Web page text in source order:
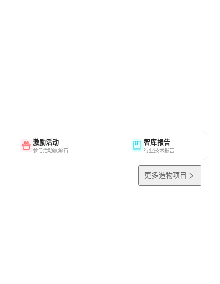
激励活动
参与活动赢源石
智库报告
行业技术报告
更多造物项目